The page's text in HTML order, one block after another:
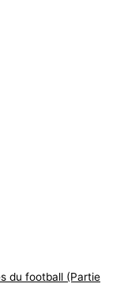
du football (Partie